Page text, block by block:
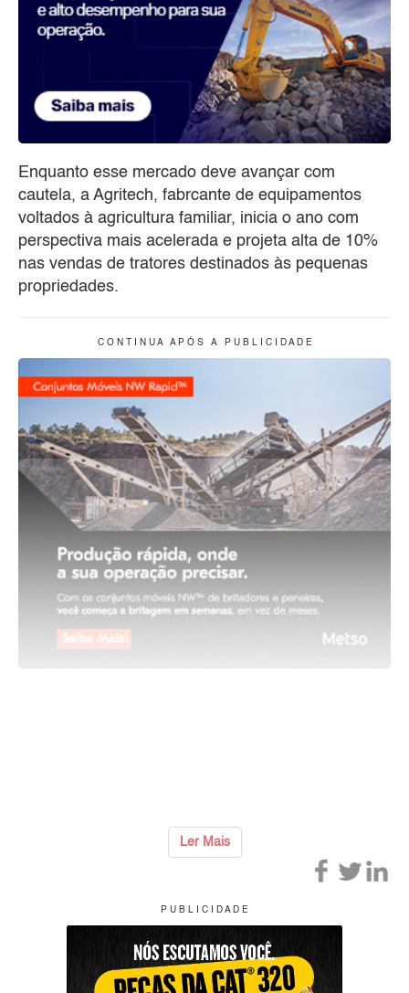
Enquanto esse mercado deve avançar com
cautela, a Agritech, fabrcante de equipamentos
voltados à agricultura familiar, inicia o ano com
perspectiva mais acelerada e projeta alta de 10%
nas vendas de tratores destinados às pequenas
propriedades.
C O N T I N U A A P Ó S A P U B L I C I D A D E
Ler Mais
P U B L I C I D A D E